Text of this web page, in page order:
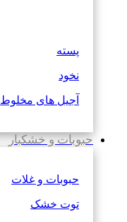
پسته
نخود
آجیل های مخلوط
حبوبات و خشکبار
حبوبات و غلات
توت خشک